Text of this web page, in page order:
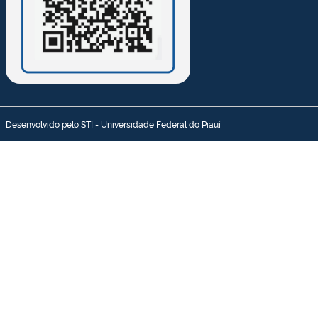
Desenvolvido pelo STI - Universidade Federal do Piauí